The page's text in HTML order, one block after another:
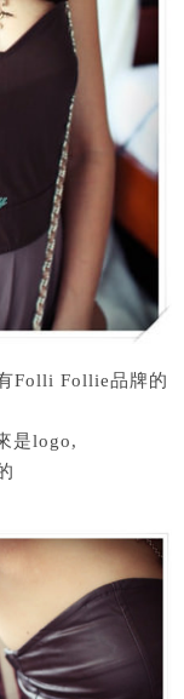
Folli Follie品牌的
是logo,